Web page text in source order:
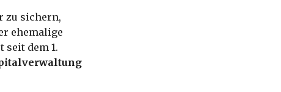
zu sichern,
ehemalige
seit dem 1.